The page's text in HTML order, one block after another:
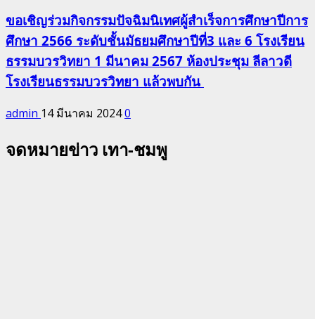
ขอเชิญร่วมกิจกรรมปัจฉิมนิเทศผู้สำเร็จการศึกษาปีการ
ศึกษา 2566 ระดับชั้นมัธยมศึกษาปีที่3 และ 6 โรงเรียน
ธรรมบวรวิทยา 1 มีนาคม 2567 ห้องประชุม ลีลาวดี
โรงเรียนธรรมบวรวิทยา แล้วพบกัน
admin 14 มีนาคม 20240
จดหมายข่าว เทา-ชมพู